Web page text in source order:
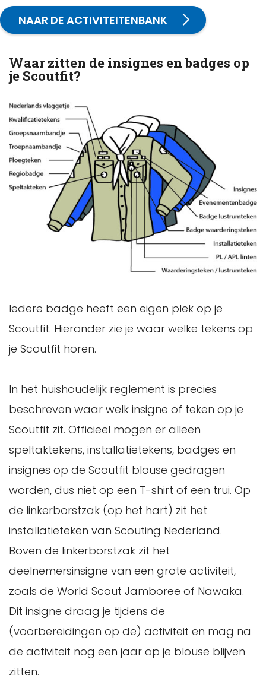
NAAR DE ACTIVITEITENBANK
Waar zitten de insignes en badges op
je Scoutfit?
Iedere badge heeft een eigen plek op je
Scoutfit. Hieronder zie je waar welke tekens op
je Scoutfit horen.
In het huishoudelijk reglement is precies
beschreven waar welk insigne of teken op je
Scoutfit zit. Officieel mogen er alleen
speltaktekens, installatietekens, badges en
insignes op de Scoutfit blouse gedragen
worden, dus niet op een T-shirt of een trui. Op
de linkerborstzak (op het hart) zit het
installatieteken van Scouting Nederland.
Boven de linkerborstzak zit het
deelnemersinsigne van een grote activiteit,
zoals de World Scout Jamboree of Nawaka.
Dit insigne draag je tijdens de
(voorbereidingen op de) activiteit en mag na
de activiteit nog een jaar op je blouse blijven
zitten.